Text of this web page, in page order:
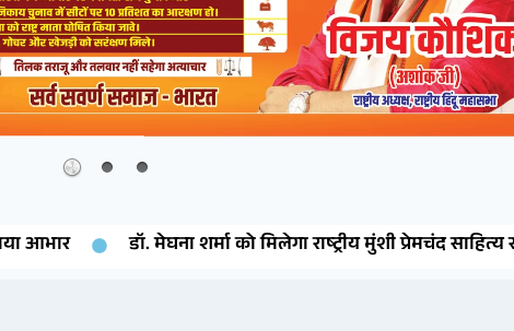
डॉ. मेघना शर्मा को मिलेगा राष्ट्रीय मुंशी प्रेमचंद साहित्य रत्न सम्मान